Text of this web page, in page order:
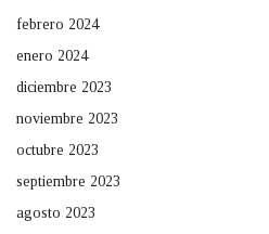
febrero 2024
enero 2024
diciembre 2023
noviembre 2023
octubre 2023
septiembre 2023
agosto 2023